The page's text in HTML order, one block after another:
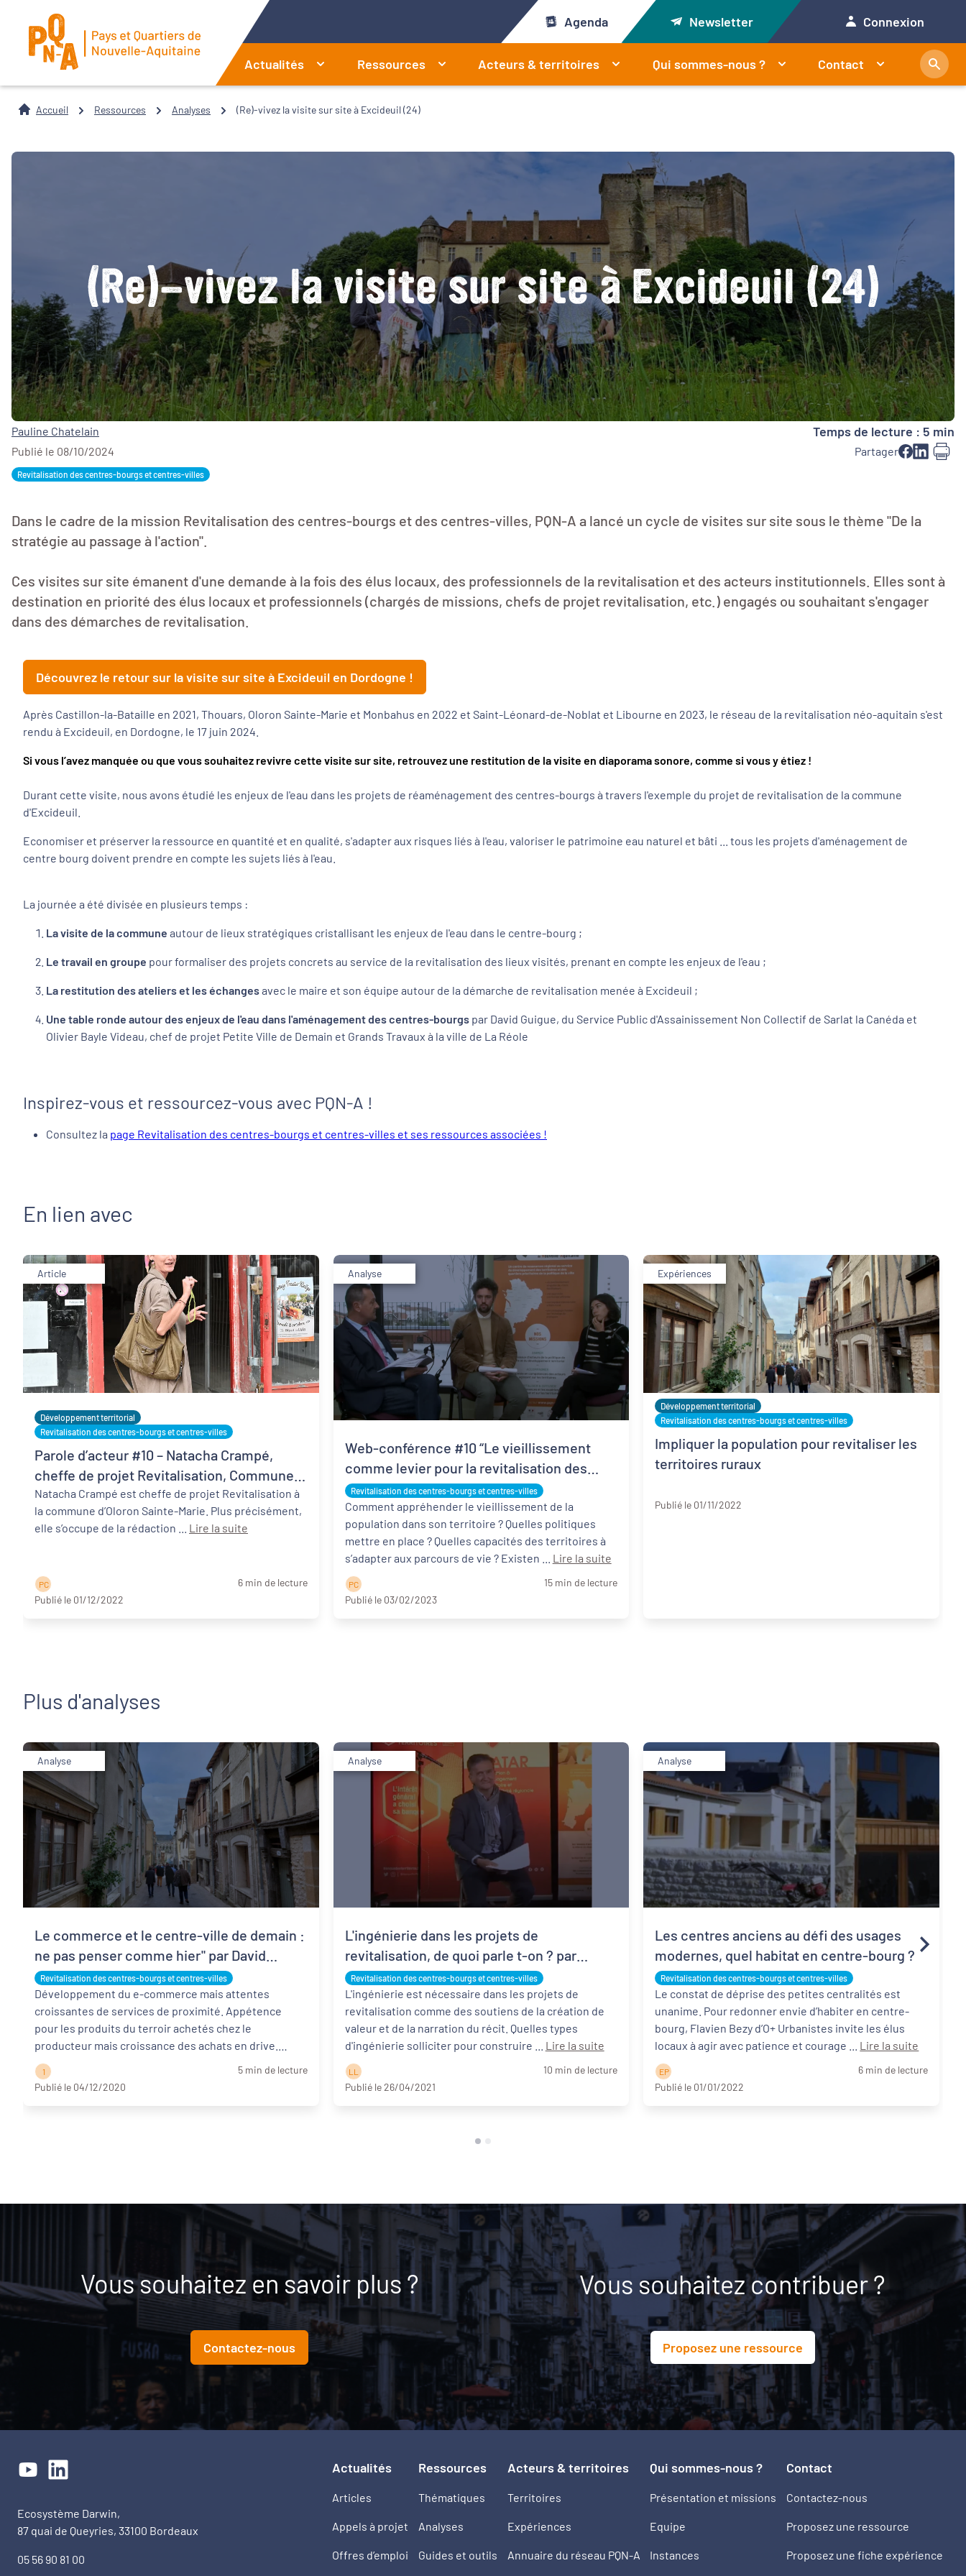
Agenda Newsletter Connexion
Actualités Ressources Acteurs & territoires Qui sommes-nous ? Contact
Accueil Ressources Analyses (Re)-vivez la visite sur site à Excideuil (24)
(Re)-vivez la visite sur site à Excideuil (24)
Pauline Chatelain
Publié le 08/10/2024
Temps de lecture : 5 min
Partager
Revitalisation des centres-bourgs et centres-villes
Dans le cadre de la mission Revitalisation des centres-bourgs et des centres-villes, PQN-A a lancé un cycle de visites sur site sous le thème "De la
stratégie au passage à l'action".
Ces visites sur site émanent d'une demande à la fois des élus locaux, des professionnels de la revitalisation et des acteurs institutionnels. Elles sont à
destination en priorité des élus locaux et professionnels (chargés de missions, chefs de projet revitalisation, etc.) engagés ou souhaitant s'engager
dans des démarches de revitalisation.
Découvrez le retour sur la visite sur site à Excideuil en Dordogne !
Après Castillon-la-Bataille en 2021, Thouars, Oloron Sainte-Marie et Monbahus en 2022 et Saint-Léonard-de-Noblat et Libourne en 2023, le réseau de la revitalisation néo-aquitain s'est
rendu à Excideuil, en Dordogne, le 17 juin 2024.
Si vous l’avez manquée ou que vous souhaitez revivre cette visite sur site, retrouvezune restitution de la visite en diaporama sonore, comme si vous y étiez !
Durant cette visite, nous avons étudié les enjeux de l'eau dans les projets de réaménagement des centres-bourgs à travers l'exemple du projet de revitalisation de la commune
d'Excideuil.
Economiser et préserver la ressource en quantité et en qualité, s'adapter aux risques liés à l'eau, valoriser le patrimoine eau naturel et bâti ... tous les projets d'aménagement de
centre bourg doivent prendre en compte les sujets liés à l'eau.
La journée a été divisée en plusieurs temps :
La visite de la commune autour de lieux stratégiques cristallisant les enjeux de l'eau dans le centre-bourg ;
Le travail en groupe pour formaliser des projets concrets au service de la revitalisation des lieux visités, prenant en compte les enjeux de l'eau ;
La restitution des ateliers et les échangesavec le maire et son équipe autour de la démarche de revitalisation menée à Excideuil ;
Une table ronde autour des enjeux de l'eau dans l'aménagement des centres-bourgs par David Guigue, du Service Public d'Assainissement Non Collectif de Sarlat la Canéda et
Olivier Bayle Videau, chef de projet Petite Ville de Demain et Grands Travaux à la ville de La Réole
Inspirez-vous et ressourcez-vous avec PQN-A !
Consultez la page Revitalisation des centres-bourgs et centres-villes et ses ressources associées !
En lien avec
Article
Développement territorial
Revitalisation des centres-bourgs et centres-villes
Parole d’acteur #10 – Natacha Crampé,
cheffe de projet Revitalisation, Commune
d’Oloron Sainte-Marie
Natacha Crampé est cheffe de projet Revitalisation à
la commune d’Oloron Sainte-Marie. Plus précisément,
Lire la suite
P C
6 min de lecture
Publié le 01/12/2022
Analyse
Revitalisation des centres-bourgs et centres-villes
Web-conférence #10 “Le vieillissement
comme levier pour la revitalisation des
centres-bourgs : ressorts et opportunités”,
ce qu’il faut retenir
Comment appréhender le vieillissement de la
population dans son territoire ? Quelles politiques
mettre en place ? Quelles capacités des territoires à
Lire la suite
P C
15 min de lecture
Publié le 03/02/2023
Expériences
Développement territorial
Revitalisation des centres-bourgs et centres-villes
Impliquer la population pour revitaliser les
territoires ruraux
Publié le 01/11/2022
Plus d'analyses
Analyse
Revitalisation des centres-bourgs et centres-villes
Le commerce et le centre-ville de demain :
ne pas penser comme hier" par David
Lestoux
Développement du e-commerce mais attentes
croissantes de services de proximité. Appétence
pour les produits du terroir achetés chez le
producteur mais croissance des achats en drive.
1
5 min de lecture
Publié le 04/12/2020
Analyse
Revitalisation des centres-bourgs et centres-villes
L'ingénierie dans les projets de
revitalisation, de quoi parle t-on ? par
François-Xavier Leuret
L'ingénierie est nécessaire dans les projets de
revitalisation comme des soutiens de la création de
valeur et de la narration du récit. Quelles types
Lire la suite
L L
10 min de lecture
Publié le 26/04/2021
Analyse
Revitalisation des centres-bourgs et centres-villes
Les centres anciens au défi des usages
modernes, quel habitat en centre-bourg ?
Le constat de déprise des petites centralités est
unanime. Pour redonner envie d’habiter en centre-
bourg, Flavien Bezy d’O+ Urbanistes invite les élus
Lire la suite
E P
6 min de lecture
Publié le 01/01/2022
Vous souhaitez en savoir plus ?
Contactez-nous
Vous souhaitez contribuer ?
Proposez une ressource
Ecosystème Darwin,
87 quai de Queyries, 33100 Bordeaux
05 56 90 81 00
Actualités
Articles
Appels à projet
Offres d’emploi
Ressources
Thématiques
Analyses
Guides et outils
Acteurs & territoires
Territoires
Expériences
Annuaire du réseau PQN-A
Qui sommes-nous ?
Présentation et missions
Equipe
Instances
Contact
Contactez-nous
Proposez une ressource
Proposez une fiche expérience